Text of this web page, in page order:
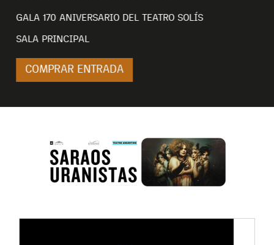
DEL TEATRO SOLÍS
COMPRAR